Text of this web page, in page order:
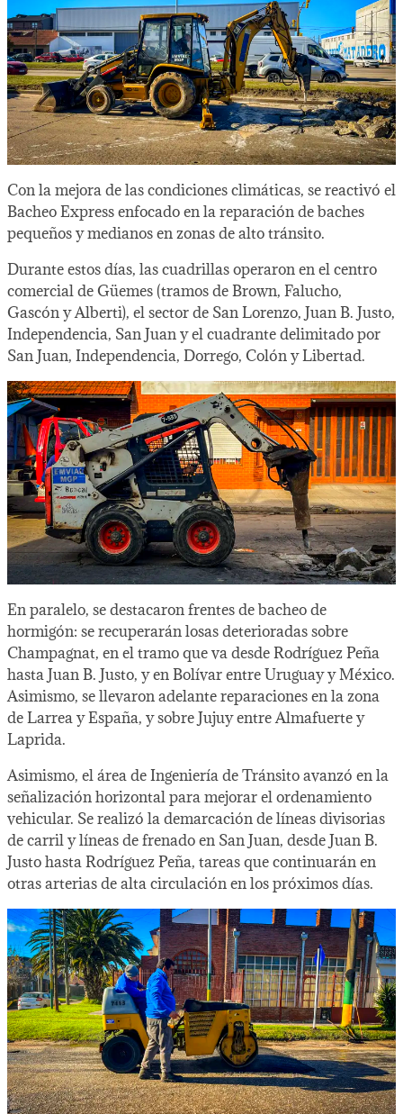
Con la mejora de las condiciones climáticas, se reactivó el
Bacheo Express enfocado en la reparación de baches
pequeños y medianos en zonas de alto tránsito.
Durante estos días, las cuadrillas operaron en el centro
comercial de Güemes (tramos de Brown, Falucho,
Gascón y Alberti), el sector de San Lorenzo, Juan B. Justo,
Independencia, San Juan y el cuadrante delimitado por
San Juan, Independencia, Dorrego, Colón y Libertad.
En paralelo, se destacaron frentes de bacheo de
hormigón: se recuperarán losas deterioradas sobre
Champagnat, en el tramo que va desde Rodríguez Peña
hasta Juan B. Justo, y en Bolívar entre Uruguay y México.
Asimismo, se llevaron adelante reparaciones en la zona
de Larrea y España, y sobre Jujuy entre Almafuerte y
Laprida.
Asimismo, el área de Ingeniería de Tránsito avanzó en la
señalización horizontal para mejorar el ordenamiento
vehicular. Se realizó la demarcación de líneas divisorias
de carril y líneas de frenado en San Juan, desde Juan B.
Justo hasta Rodríguez Peña, tareas que continuarán en
otras arterias de alta circulación en los próximos días.